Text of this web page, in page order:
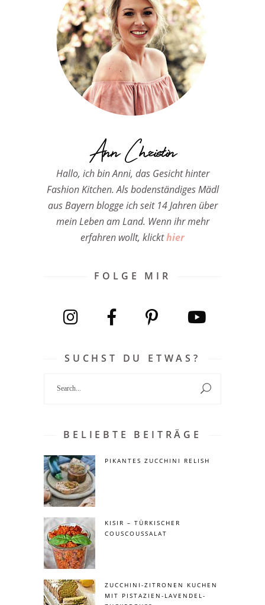
Ann Christin
Hallo, ich bin Anni, das Gesicht hinter
Fashion Kitchen. Als bodenständiges Mädl
aus Bayern blogge ich seit 14 Jahren über
mein Leben am Land. Wenn ihr mehr
erfahren wollt, klickthier
FOLGE MIR
SUCHST DU ETWAS?
BELIEBTE BEITRÄGE
PIKANTES ZUCCHINI RELISH
KISIR – TÜRKISCHER
COUSCOUSSALAT
ZUCCHINI-ZITRONEN KUCHEN
MIT PISTAZIEN-LAVENDEL-